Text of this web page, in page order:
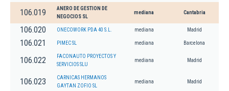
106.019
ANERO DE GESTION DE
NEGOCIOS SL
mediana Cantabria
106.020 ONECOWORK PDA 40 S.L. mediana Madrid
106.021 PIMEC SL mediana Barcelona
106.022
FACONAUTO PROYECTOS Y
SERVICIOS SLU
mediana Madrid
106.023
CARNICAS HERMANOS
GAYTAN ZOFIO SL
mediana Madrid